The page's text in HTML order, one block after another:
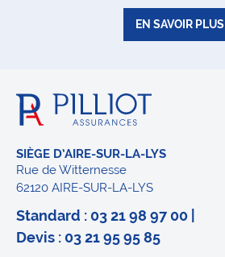
EN SAVOIR PLUS
SIÈGE D’AIRE-SUR-LA-LYS
Rue de Witternesse
62120 AIRE-SUR-LA-LYS
Standard : 03 21 98 97 00 |
Devis : 03 21 95 95 85